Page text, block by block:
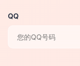
QQ